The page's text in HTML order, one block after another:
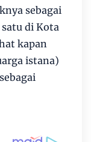
sebagai
di Kota
kapan
istana)